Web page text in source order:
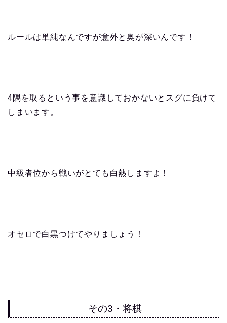
ルールは単純なんですが意外と奥が深いんです！
4隅を取るという事を意識しておかないとスグに負けて
しまいます。
中級者位から戦いがとても白熱しますよ！
オセロで白黒つけてやりましょう！
その3・将棋